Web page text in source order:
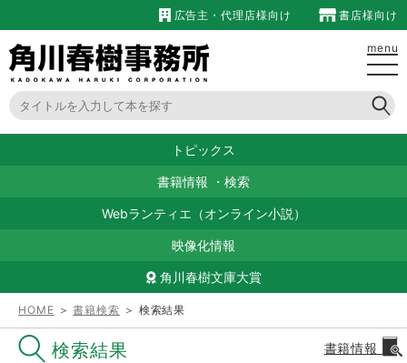
広告主・代理店様向け 書店様向け
menu
トピックス
書籍情報 ・ 検索
Webランティエ（オンライン小説）
映像化情報
角川春樹文庫大賞
HOME ＞書籍検索 ＞ 検索結果
検索結果 書籍情報